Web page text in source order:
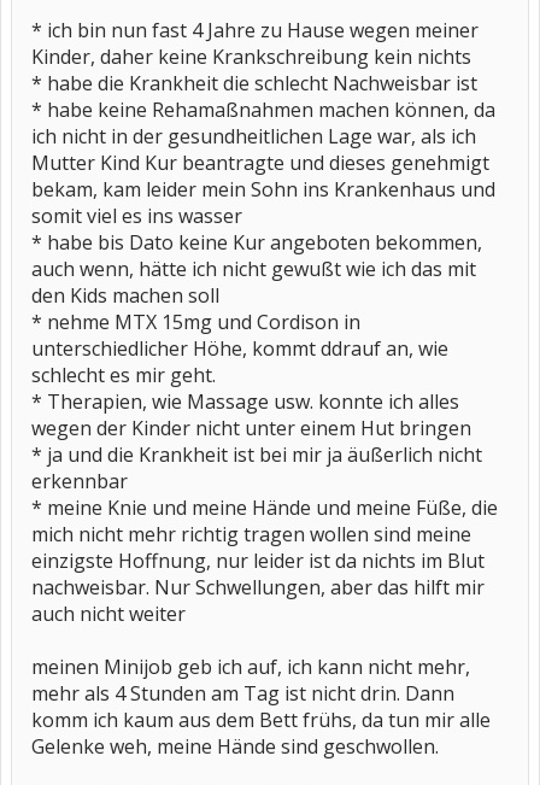
* ich bin nun fast 4 Jahre zu Hause wegen meiner
Kinder, daher keine Krankschreibung kein nichts
* habe die Krankheit die schlecht Nachweisbar ist
* habe keine Rehamaßnahmen machen können, da
ich nicht in der gesundheitlichen Lage war, als ich
Mutter Kind Kur beantragte und dieses genehmigt
bekam, kam leider mein Sohn ins Krankenhaus und
somit viel es ins wasser
* habe bis Dato keine Kur angeboten bekommen,
auch wenn, hätte ich nicht gewußt wie ich das mit
den Kids machen soll
* nehme MTX 15mg und Cordison in
unterschiedlicher Höhe, kommt ddrauf an, wie
schlecht es mir geht.
* Therapien, wie Massage usw. konnte ich alles
wegen der Kinder nicht unter einem Hut bringen
* ja und die Krankheit ist bei mir ja äußerlich nicht
erkennbar
* meine Knie und meine Hände und meine Füße, die
mich nicht mehr richtig tragen wollen sind meine
einzigste Hoffnung, nur leider ist da nichts im Blut
nachweisbar. Nur Schwellungen, aber das hilft mir
auch nicht weiter
meinen Minijob geb ich auf, ich kann nicht mehr,
mehr als 4 Stunden am Tag ist nicht drin. Dann
komm ich kaum aus dem Bett frühs, da tun mir alle
Gelenke weh, meine Hände sind geschwollen.